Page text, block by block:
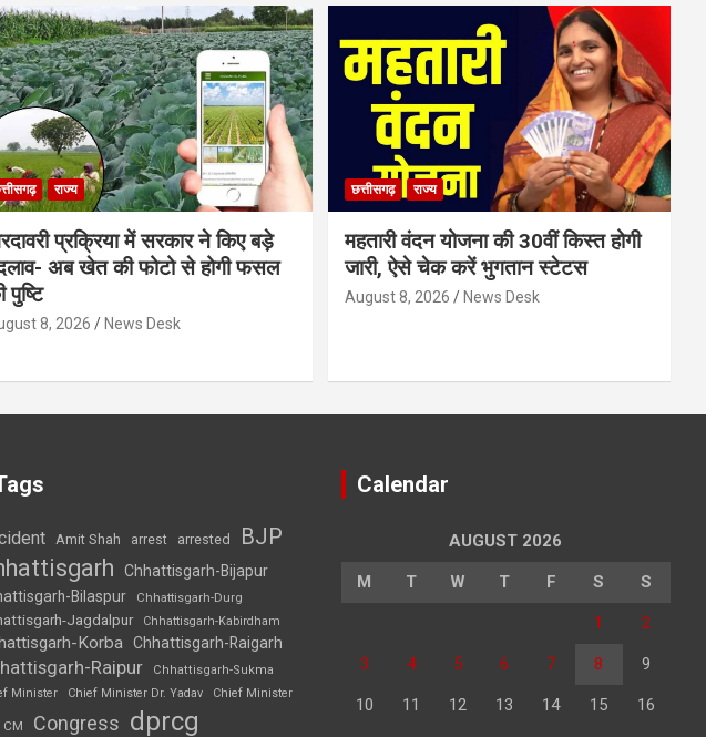
राज्य
प्रक्रिया में सरकार ने किए बड़े
अब खेत की फोटो से होगी फसल
पुष्टि
8, 2026 News Desk
छत्तीसगढ़ राज्य
महतारी वंदन योजना की 30वीं किस्त होगी
जारी, ऐसे चेक करें भुगतान स्टेटस
August 8, 2026 News Desk
Amit Shah arrest arrested BJP
Chhattisgarh-Bijapur
Bilaspur
Chhattisgarh-Durg
Jagdalpur Chhattisgarh-Kabirdham
Korba Chhattisgarh-Raigarh
Raipur
Chhattisgarh-Sukma
Minister
Chief Minister Dr. Yadav Chief Minister
CM Congress dprcg
Calendar
AUGUST 2026
M T W T F S S
1 2
3 4 5 6 7 8 9
10 11 12 13 14 15 16